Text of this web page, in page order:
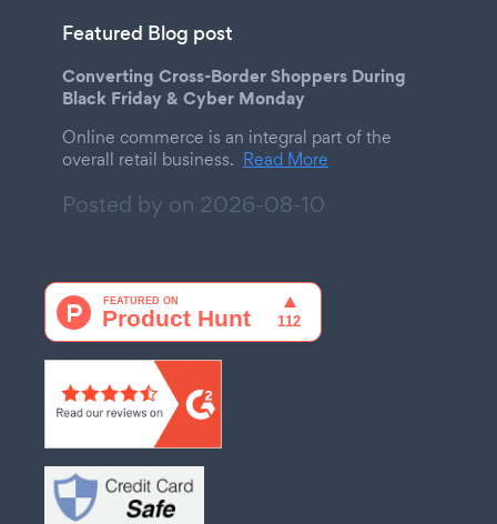
Featured Blog post
Converting Cross-Border Shoppers During
Black Friday & Cyber Monday
Online commerce is an integral part of the
overall retail business. Read More
Posted by on 2026-08-10